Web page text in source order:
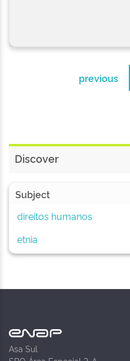
previous
Discover
Subject
direitos humanos
etnia
Asa Sul